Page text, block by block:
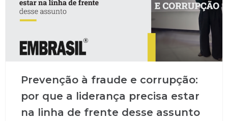
Prevenção à fraude e corrupção:
por que a liderança precisa estar
na linha de frente desse assunto